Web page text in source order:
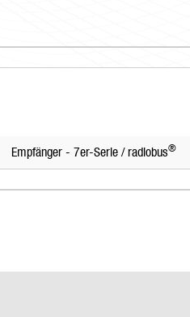
Empfänger - 7er-Serie / radiobus®